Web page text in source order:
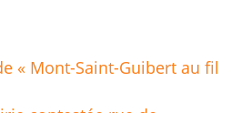
« Mont-Saint-Guibert au fil